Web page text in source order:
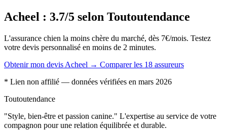
Acheel : 3.7/5 selon Toutoutendance
L'assurance chien la moins chère du marché, dès 7€/mois. Testez
votre devis personnalisé en moins de 2 minutes.
Obtenir mon devis Acheel → Comparer les 18 assureurs
* Lien non affilié — données vérifiées en mars 2026
Toutoutendance
"Style, bien-être et passion canine." L'expertise au service de votre
compagnon pour une relation équilibrée et durable.